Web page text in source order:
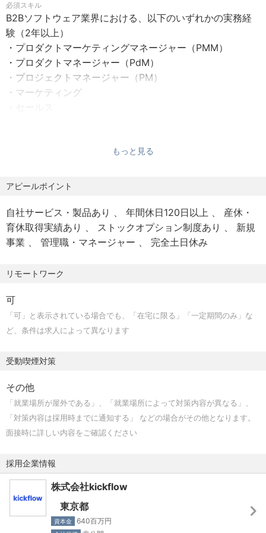
・要件定義や仕様の作成
・開発組織のプロジェクトマネジメント
変更の範囲：本人の希望がない限り業務内容の変更はござ
いません。
【現在の課題】
ス組織間の交通整理やリリース前後のタスク管理に課題が
構築が急務になっています。
【社内ツール】
チャット: Slack
テレビ会議: Zoom
ソースコード管理: GitHub
デザイン管理: Figma
チケット管理: Asana
VoC管理: Flyle
・CTO…1名
・EM…1名
・バックエンドエンジニア…10名
・フロントエンドエンジニア…2名
・QAエンジニア…5名
・プロダクトマネージャー...2名
・プロダクトデザイナー…2名
・テクニカルサポート…2名
【プロダクトチームの紹介】
・完全週休二日制（土日）・祝日
・年末年始休暇
・有給休暇（入社日に10日付与）
・リフレッシュ休暇（入社日に3日付与）
・慶弔休暇
・特別休暇（子の看護休暇・介護休暇・同居家族の看護休
暇・ワクチン休暇・コロナ休校休園時の特別休暇）
・チームビルディング補助
・健康診断にオプション追加
・書籍購入補助
・カンファレンス参加補助
必須スキル
B2Bソフトウェア業界における、以下のいずれかの実務経
験（2年以上）
・プロダクトマーケティングマネージャー（PMM）
・プロダクトマネージャー（PdM）
・プロジェクトマネージャー（PM）
・マーケティング
・情シスや経理などバックオフィス業務についてのドメイ
・複数の部署を横断したプロジェクトをリードし、取りま
・kickflowのミッションに共感していただける方
・全社の戦略を理解した上で、会社や事業の成功のために
自律的に行動できる方
ジニアリングの力で解決していくことを楽しめる方
・局所最適ではなく、全体最適を考えて行動できる方
・会社や事業を支えている責任感を持って仕事できる方
もっと見る
アピールポイント
自社サービス・製品あり 年間休日120日以上
産休・
育休取得実績あり
ストックオプション制度あり
新規
事業
管理職・マネージャー 完全土日休み
リモートワーク
可
「可」と表示されている場合でも、「在宅に限る」「一定期間のみ」な
ど、条件は求人によって異なります
受動喫煙対策
その他
「就業場所が屋外である」、「就業場所によって対策内容が異なる」、
「対策内容は採用時までに通知する」 などの場合がその他となります。
面接時に詳しい内容をご確認ください
採用企業情報
株式会社kickflow
東京都
資本金 640百万円